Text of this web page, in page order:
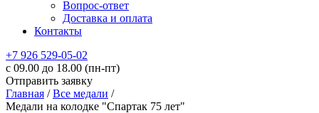
Вопрос-ответ
Доставка и оплата
Контакты
+7 926 529-05-02
c 09.00 до 18.00 (пн-пт)
Отправить заявку
Главная /Все медали /
Медали на колодке "Спартак 75 лет"